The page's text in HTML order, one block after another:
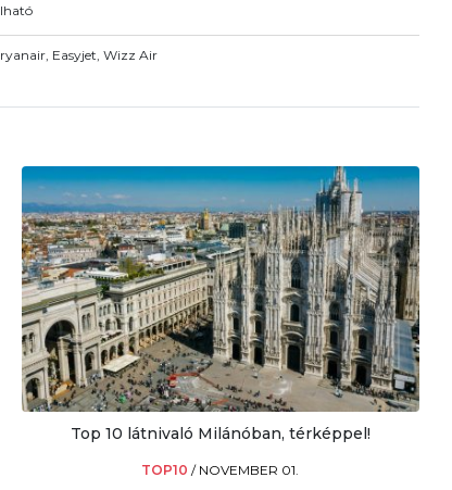
Iható
ryanair, Easyjet, Wizz Air
Top 10 látnivaló Milánóban, térképpel!
TOP10/ NOVEMBER 01.